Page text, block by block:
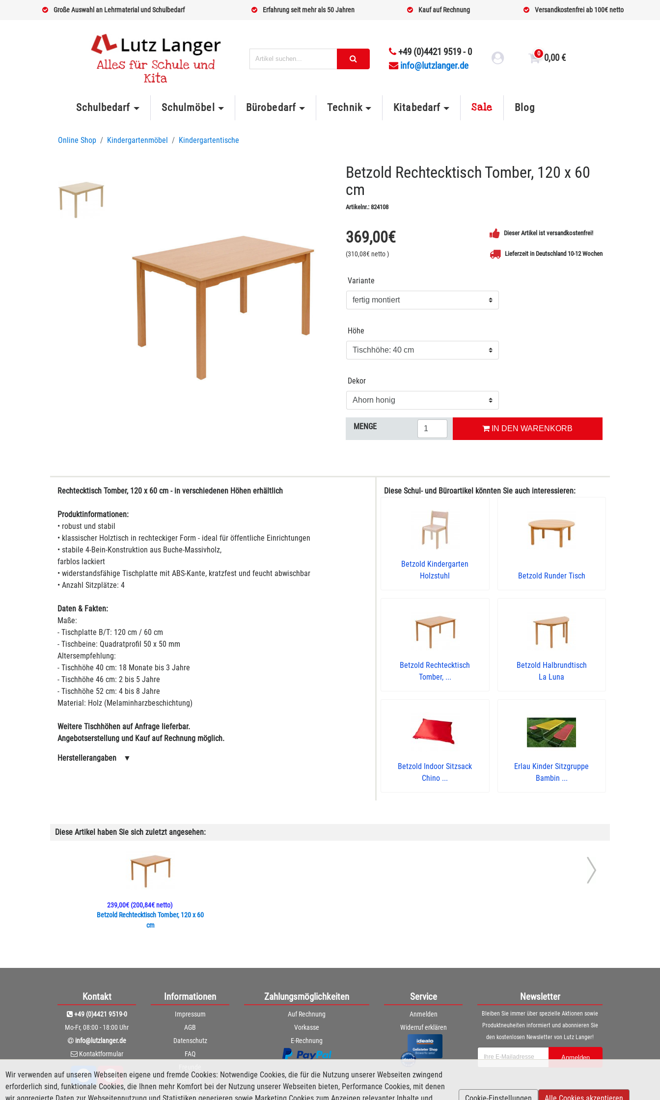
Wir verwenden auf unseren Webseiten eigene und fremde Cookies: Notwendige Cookies, die für die Nutzung unserer Webseiten zwingend
erforderlich sind, funktionale Cookies, die Ihnen mehr Komfort bei der Nutzung unserer Webseiten bieten, Performance Cookies, mit denen
Große Auswahl an Lehrmaterial und Schulbedarf Erfahrung seit mehr als 50 Jahren Kauf auf Rechnung Versandkostenfrei ab 100€ netto
Alles für Schule und
Kita
+49 (0)4421 9519 - 0
info@lutzlanger.de
0 0,00 €
Schulbedarf Schulmöbel Bürobedarf Technik Kitabedarf Sale Blog
Online Shop Kindergartenmöbel Kindergartentische
Betzold Rechtecktisch Tomber, 120 x 60
cm
Artikelnr.: 824108
369,00€
(310,08€ netto)
Dieser Artikel ist versandkostenfrei!
Lieferzeit in Deutschland 10-12 Wochen
Variante
Höhe
Dekor
MENGE IN DEN WARENKORB
Rechtecktisch Tomber, 120 x 60 cm - in verschiedenen Höhen erhältlich
Produktinformationen:
• robust und stabil
• klassischer Holztisch in rechteckiger Form - ideal für öffentliche Einrichtungen
• stabile 4-Bein-Konstruktion aus Buche-Massivholz,
farblos lackiert
• widerstandsfähige Tischplatte mit ABS-Kante, kratzfest und feucht abwischbar
• Anzahl Sitzplätze: 4
Daten & Fakten:
Maße:
- Tischplatte B/T: 120 cm / 60 cm
- Tischbeine: Quadratprofil 50 x 50 mm
Altersempfehlung:
- Tischhöhe 40 cm: 18 Monate bis 3 Jahre
- Tischhöhe 46 cm: 2 bis 5 Jahre
- Tischhöhe 52 cm: 4 bis 8 Jahre
Material: Holz (Melaminharzbeschichtung)
Weitere Tischhöhen auf Anfrage lieferbar.
Angebotserstellung und Kauf auf Rechnung möglich.
Herstellerangaben ▼
Diese Schul- und Büroartikel könnten Sie auch interessieren:
Betzold Kindergarten
Holzstuhl
Betzold Runder Tisch
Betzold Rechtecktisch
Tomber, ...
Betzold Halbrundtisch
La Luna
Betzold Indoor Sitzsack
Chino ...
Erlau Kinder Sitzgruppe
Bambin ...
Diese Artikel haben Sie sich zuletzt angesehen:
Betzold Rechtecktisch Tomber, 120 x 60
cm
239,00€(200,84€ netto)
Kontakt
+49 (0)4421 9519-0
Mo-Fr, 08:00 - 18:00 Uhr
info@lutzlanger.de
Kontaktformular
Informationen
Impressum
AGB
Datenschutz
FAQ
Über uns
Zahlungsmöglichkeiten
Auf Rechnung
Vorkasse
E-Rechnung
Service
Anmelden
Widerruf erklären
Newsletter
Bleiben Sie immer über spezielle Aktionen sowie
Produktneuheiten informiert und abonnieren Sie
den kostenlosen Newsletter von Lutz Langer!
Anmelden